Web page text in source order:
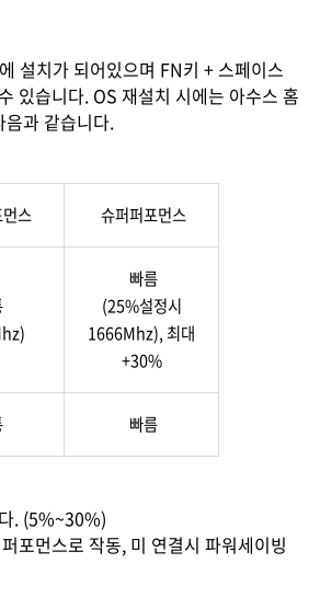
설치가 되어있으며 FN키 + 스페이스
있습니다. OS 재설치 시에는 아수스 홈
과 같습니다.
스 슈퍼퍼포먼스
빠름
(25%설정시
1666Mhz), 최대
+30%
빠름
. (5%~30%)
포먼스로 작동, 미 연결시 파워세이빙